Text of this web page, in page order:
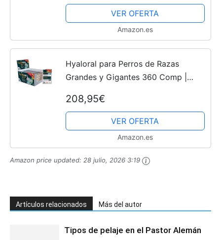
Antienredones
VER OFERTA
Amazon.es
Hyaloral para Perros de Razas
Grandes y Gigantes 360 Comp |
de Caderas, Articulaciones y
Cartílagos | Complemento...
208,95€
VER OFERTA
Amazon.es
Amazon price updated: 28 julio, 2026 3:19
Artículos relacionados Más del autor
Tipos de pelaje en el Pastor Alemán